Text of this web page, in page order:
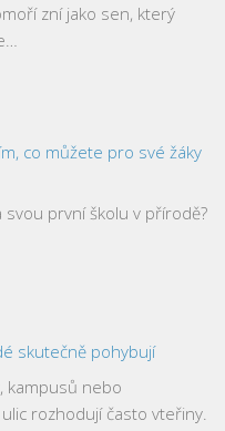
zní jako sen, který
co můžete pro své žáky
první školu v přírodě?
skutečně pohybují
kampusů nebo
rozhodují často vteřiny.